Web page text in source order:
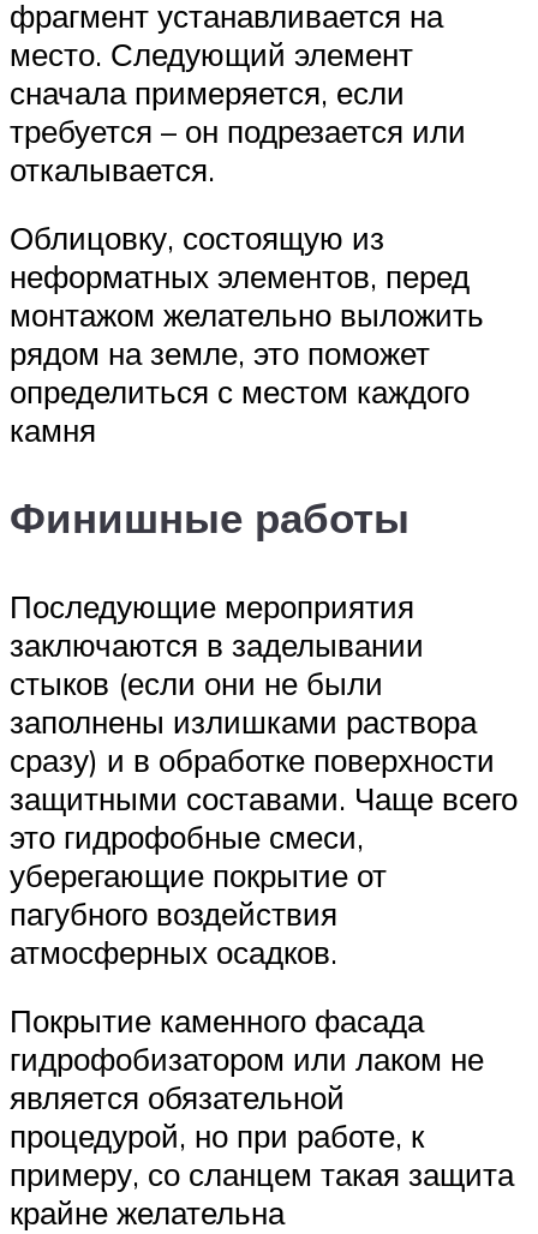
фрагмент устанавливается на
место. Следующий элемент
сначала примеряется, если
требуется – он подрезается или
откалывается.
Облицовку, состоящую из
неформатных элементов, перед
монтажом желательно выложить
рядом на земле, это поможет
определиться с местом каждого
камня
Финишные работы
Последующие мероприятия
заключаются в заделывании
стыков (если они не были
заполнены излишками раствора
сразу) и в обработке поверхности
защитными составами. Чаще всего
это гидрофобные смеси,
уберегающие покрытие от
пагубного воздействия
атмосферных осадков.
Покрытие каменного фасада
гидрофобизатором или лаком не
является обязательной
процедурой, но при работе, к
примеру, со сланцем такая защита
крайне желательна